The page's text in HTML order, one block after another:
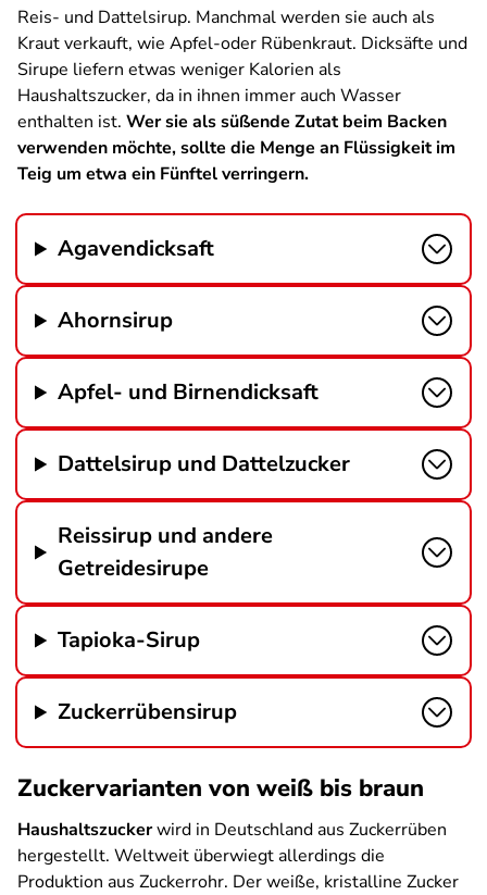
Reis- und Dattelsirup. Manchmal werden sie auch als
Kraut verkauft, wie Apfel-oder Rübenkraut. Dicksäfte und
Sirupe liefern etwas weniger Kalorien als
Haushaltszucker, da in ihnen immer auch Wasser
enthalten ist. Wer sie als süßende Zutat beim Backen
verwenden möchte, sollte die Menge an Flüssigkeit im
Teig um etwa ein Fünftel verringern.
Agavendicksaft
Ahornsirup
Apfel- und Birnendicksaft
Dattelsirup und Dattelzucker
Reissirup und andere
Getreidesirupe
Tapioka-Sirup
Zuckerrübensirup
Zuckervarianten von weiß bis braun
Haushaltszuckerwird in Deutschland aus Zuckerrüben
hergestellt. Weltweit überwiegt allerdings die
Produktion aus Zuckerrohr. Der weiße, kristalline Zucker